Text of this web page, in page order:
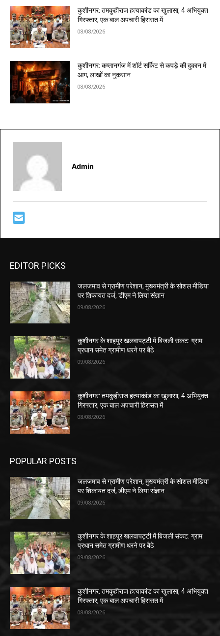
कुशीनगर: तमकुहीराज हत्याकांड का खुलासा, 4 अभियुक्त
गिरफ्तार, एक बाल अपचारी हिरासत में
08/08/2026
कुशीनगर: कप्तानगंज में शॉर्ट सर्किट से कपड़े की दुकान में
आग, लाखों का नुकसान
08/08/2026
Admin
EDITOR PICKS
जलजमाव से ग्रामीण परेशान, मुख्यमंत्री के सोशल मीडिया
पर शिकायत दर्ज, डीएम ने लिया संज्ञान
09/08/2026
कुशीनगर के शाहपुर खलवापट्टी में बिजली संकट: ग्राम
प्रधान समेत ग्रामीण धरने पर बैठे
09/08/2026
कुशीनगर: तमकुहीराज हत्याकांड का खुलासा, 4 अभियुक्त
गिरफ्तार, एक बाल अपचारी हिरासत में
08/08/2026
POPULAR POSTS
जलजमाव से ग्रामीण परेशान, मुख्यमंत्री के सोशल मीडिया
पर शिकायत दर्ज, डीएम ने लिया संज्ञान
09/08/2026
कुशीनगर के शाहपुर खलवापट्टी में बिजली संकट: ग्राम
प्रधान समेत ग्रामीण धरने पर बैठे
09/08/2026
कुशीनगर: तमकुहीराज हत्याकांड का खुलासा, 4 अभियुक्त
गिरफ्तार, एक बाल अपचारी हिरासत में
08/08/2026